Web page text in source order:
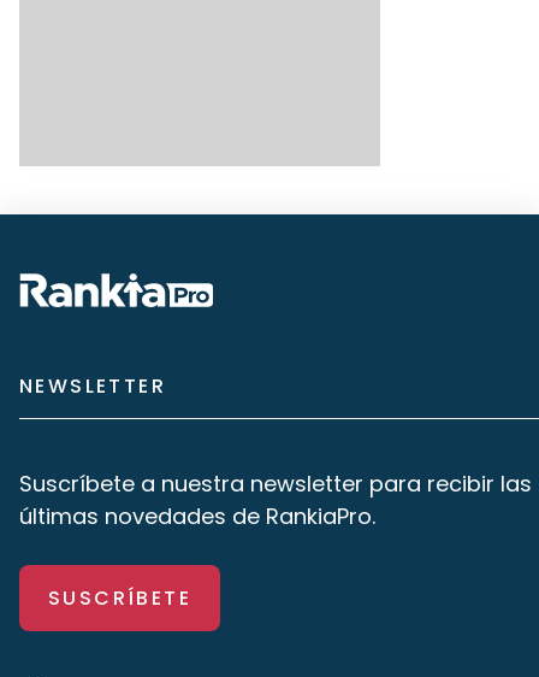
NEWSLETTER
Suscríbete a nuestra newsletter para recibir las
últimas novedades de RankiaPro.
SUSCRÍBETE